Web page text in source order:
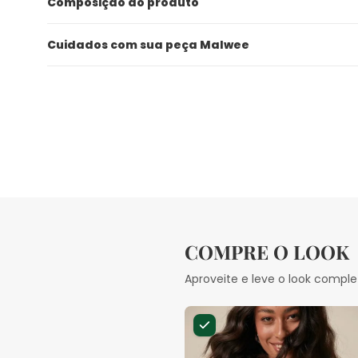
Cuidados com sua peça Malwee
COMPRE O LOOK
Aproveite e leve o look